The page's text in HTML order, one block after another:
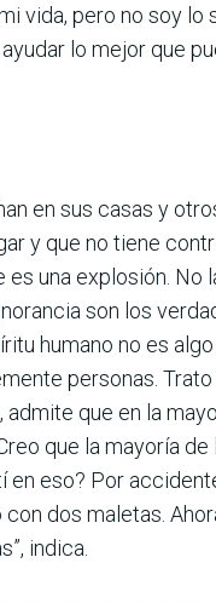
vida, pero no soy
lo mejor que
en sus casas y
y que no tiene
una explosión. No
son los
humano no es
personas.
admite que en la
que la mayoría
eso? Por
dos maletas.
indica.